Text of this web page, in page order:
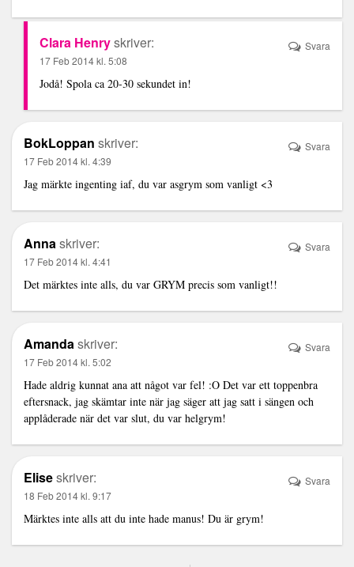
Clara Henryskriver:
17 Feb 2014 kl. 5:08
Jodå! Spola ca 20-30 sekundet in!
Svara
BokLoppan skriver:
17 Feb 2014 kl. 4:39
Jag märkte ingenting iaf, du var asgrym som vanligt <3
Svara
Annaskriver:
17 Feb 2014 kl. 4:41
Det märktes inte alls, du var GRYM precis som vanligt!!
Svara
Amandaskriver:
17 Feb 2014 kl. 5:02
Hade aldrig kunnat ana att något var fel! :O Det var ett toppenbra
eftersnack, jag skämtar inte när jag säger att jag satt i sängen och
applåderade när det var slut, du var helgrym!
Svara
Eliseskriver:
18 Feb 2014 kl. 9:17
Märktes inte alls att du inte hade manus! Du är grym!
Svara